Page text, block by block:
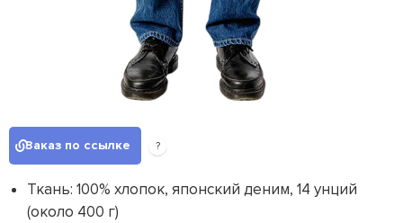
Заказ по ссылке ?
Ткань: 100% хлопок, японский деним, 14 унций
(около 400 г)